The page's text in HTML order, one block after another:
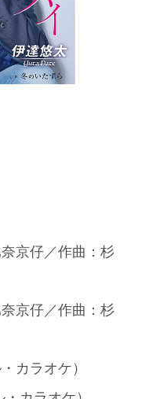
京仔／作曲：杉
京仔／作曲：杉
カラオケ）